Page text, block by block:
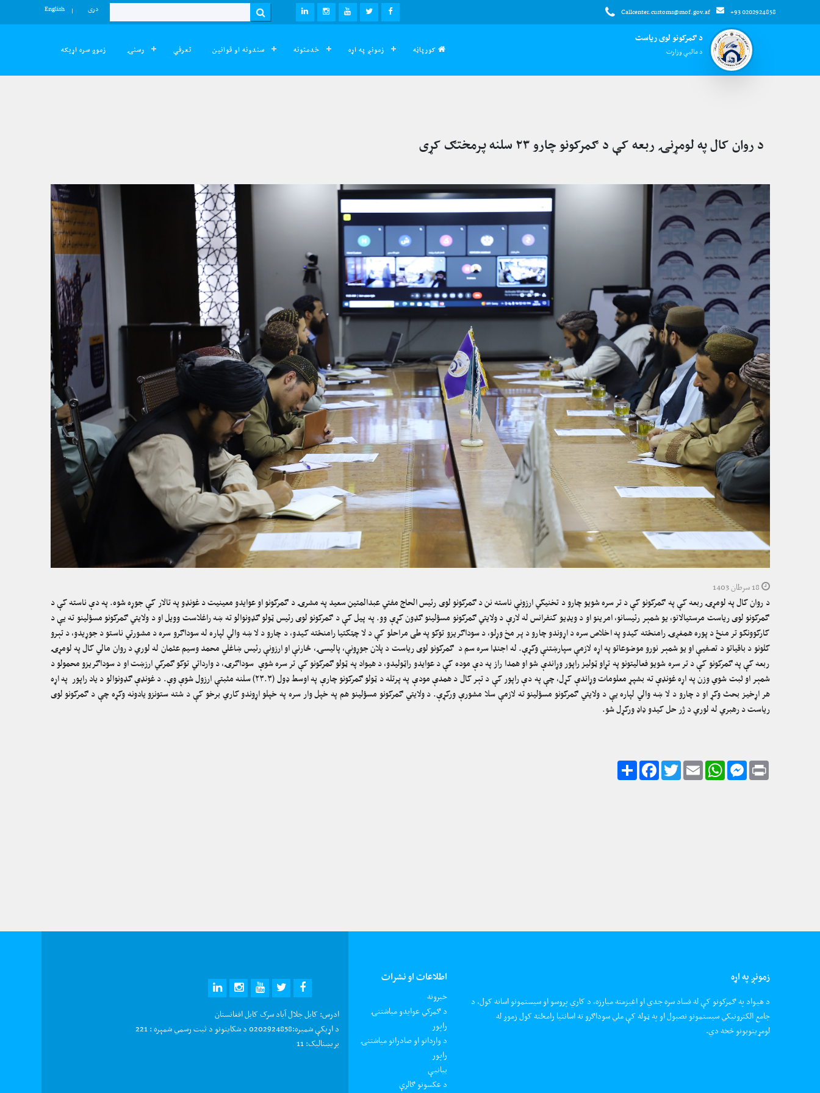
Callcenter.customs@mof.gov.af +93 0202924858
FACEBOOK
TWITTER
YOUTUBE
INSTAGRAM
LINKEDIN
Search
دری English
د ګمرکونو لوی ریاست
د مالیې وزارت کورپاڼه زمونږ په اړه خدمتونه سندونه او قوانین تعرفې رسنۍ زموږ سره اړیکه
د روان کال په لومړنۍ ربعه کې د ګمرکونو چارو ۲۳ سلنه پرمختګ کړی
د روان کال په لومړۍ ربعه کې په ګمرکونو کې د تر سره شویو چارو د تخنیکي ارزونې ناسته نن د ګمرکونو لوی رئیس الحاج مفتي عبدالمتین سعید په مشرۍ د ګمرکونو او عوایدو معینیت د غونډو په تالار کې جوړه شوه. په دې ناسته کې د
ګمرکونو لوی ریاست مرستیالانو، یو شمېر رئیسانو، امرینو او د ویډیو کنفرانس له لارې د ولایتي ګمرکونو مسؤلینو ګډون کړې وو. په پیل کې د ګمرکونو لوی رئیس ټولو ګډونوالو ته ښه راغلاست وویل او د ولایتي ګمرکونو مسؤلینو ته یې د
کارکوونکو تر منځ د پوره همغږۍ رامنځته کیدو په اخلاص سره د اړوندو چارو د پر مخ وړلو، د سوداګریزو توکو په طی مراحلو کې د لا چټکتیا رامنځته کیدو، د چارو د لا ښه والي لپاره له سوداګرو سره د مشورتي ناستو د جوړیدو، د تېرو
کلونو د باقیاتو د تصفیې او یو شمېر نورو موضوعاتو په اړه لازمې سپارښتنې وکړې. له اجنډا سره سم د ګمرکونو لوی ریاست د پلان جوړونې، پالیسۍ، څارنې او ارزونې رئیس ښاغلي محمد وسیم عثمان له لوري د روان مالي کال په لومړۍ
ربعه کې په ګمرکونو کې د تر سره شویو فعالیتونو په تړاو ټولیز راپور وړاندې شو او همدا راز په دې موده کې د عوایدو راټولیدو، د هیواد په ټولو ګمرکونو کې تر سره شوې سوداګرۍ، د وارداتي توکو ګمرکي ارزښت او د سوداګریزو محمولو د
شمېر او ثبت شوي وزن په اړه غونډې ته بشپړ معلومات وړاندې کړل، چې په دې راپور کې د تېر کال د همدې مودې په پرتله د ټولو ګمرکونو چارې په اوسط ډول (۲۳.۳) سلنه مثبتې ارزول شوې وې. د غونډې ګډونوالو د یاد راپور په اړه
هر اړخیز بحث وکړ او د چارو د لا ښه والي لپاره یې د ولایتي ګمرکونو مسؤلینو ته لازمې سلا مشورې ورکړې. د ولایتي ګمرکونو مسؤلینو هم په خپل وار سره په خپلو اړوندو کاري برخو کې د شته ستونزو یادونه وکړه چې د ګمرکونو لوی
ریاست د رهبري له لوري د ژر حل کیدو ډاډ ورکړل شو.
ShareFacebookTwitterEmail
WhatsAppMessenger Print
زمونږ په اړه
د هیواد په ګمرکونو کې له فساد سره جدي او اغیزمنه مبارزه، د کاري پروسو او سیستمونو اسانه کول، د
جامع الکترونیکي سیستمونو نصبول او په ټوله کې ملي سوداګرو ته اسانتیا رامځته کول زموږ له
لومړیتوبونو څخه دي.
اطلاعات او نشرات
خبرونه
د ګمرکي عوایدو میاشتنۍ
راپور
د وارداتو او صادراتو میاشتنۍ
راپور
بیانیې
د عکسونو ګالرې
FACEBOOK
TWITTER
YOUTUBE
INSTAGRAM
LINKEDIN
ادرس:کابل جلال آباد سرک کابل افغانستان
د اړیکې شمیره:0202924858 د شکایتونو د ثبت رسمي شمېره : 221
بریښنالیک: